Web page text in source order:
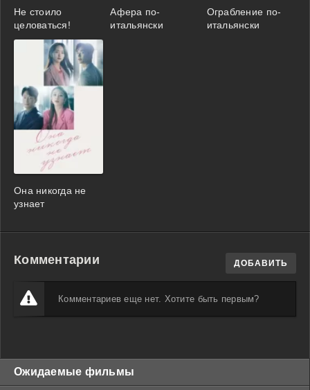
Не стоило
целоваться!
Афера по-
итальянски
Ограбление по-
итальянски
Она никогда не
узнает
Комментарии ДОБАВИТЬ
Комментариев еще нет. Хотите быть первым?
Ожидаемые фильмы